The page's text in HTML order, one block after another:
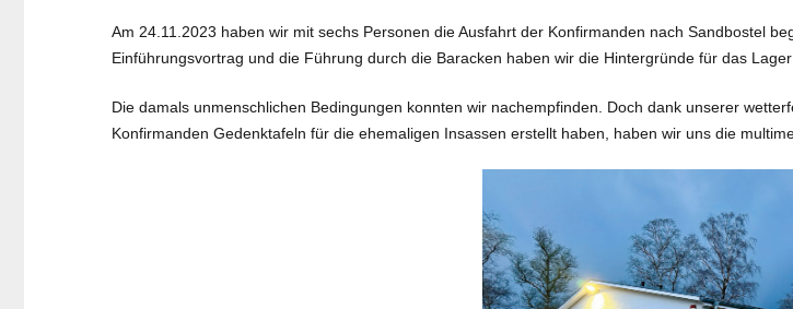
Am 24.11.2023 haben wir mit sechs Personen die Ausfahrt der Konfirmanden nach Sandbostel
Einführungsvortrag und die Führung durch die Baracken haben wir die Hintergründe für das
Die damals unmenschlichen Bedingungen konnten wir nachempfinden. Doch dank unserer
Konfirmanden Gedenktafeln für die ehemaligen Insassen erstellt haben, haben wir uns die